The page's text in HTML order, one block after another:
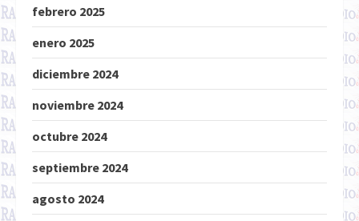
febrero 2025
enero 2025
diciembre 2024
noviembre 2024
octubre 2024
septiembre 2024
agosto 2024